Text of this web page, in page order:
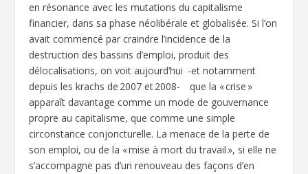
en résonance avec les mutations du capitalisme
financier, dans sa phase néolibérale et globalisée. Si l’on
avait commencé par craindre l’incidence de la
destruction des bassins d’emploi, produit des
délocalisations, on voit aujourd’hui -et notamment
depuis les krachs de 2007 et 2008- que la « crise »
apparaît davantage comme un mode de gouvernance
propre au capitalisme, que comme une simple
circonstance conjoncturelle. La menace de la perte de
son emploi, ou de la « mise à mort du travail », si elle ne
s’accompagne pas d’un renouveau des façons d’en